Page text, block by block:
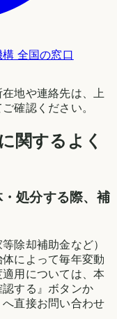
構 全国の窓口
地や連絡先は、上
確認ください。
関するよく
処分する際、補
除却補助金など）
によって毎年変動
用については、本
する』ボタンか
直接お問い合わせ